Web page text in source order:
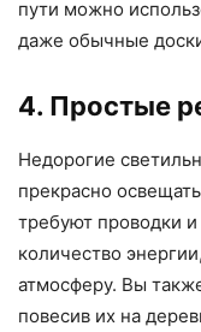
пути можно
даже обычные
4. Простые
Недорогие
прекрасно
требуют проводки
количество
атмосферу. Вы
повесив их на